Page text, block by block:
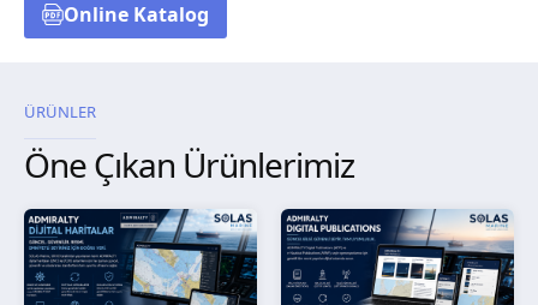
Online Katalog
ÜRÜNLER
Öne Çıkan Ürünlerimiz